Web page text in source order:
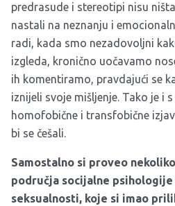
predrasude i stereotipi nisu
nastali na neznanju i
radi, kada smo nezadovoljni
izgleda, kronično uočavamo
ih komentiramo, pravdajući se
iznijeli svoje mišljenje. Tako je i
homofobične i transfobične
bi se češali.
Samostalno si proveo
područja socijalne
seksualnosti, koje si imao